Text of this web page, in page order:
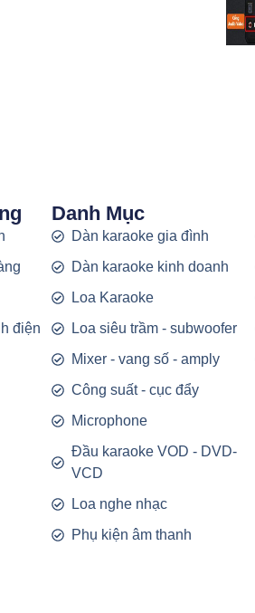
điện
Danh Mục
Dàn karaoke gia đình
Dàn karaoke kinh doanh
Loa Karaoke
Loa siêu trầm - subwoofer
Mixer - vang số - amply
Công suất - cục đẩy
Microphone
Đầu karaoke VOD - DVD-
VCD
Loa nghe nhạc
Phụ kiện âm thanh